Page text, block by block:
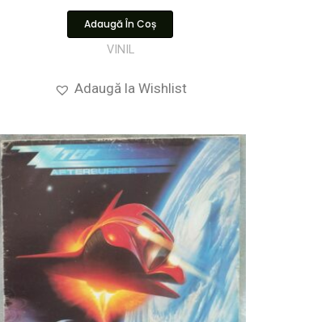
Adaugă În Coș
VINIL
Adaugă la Wishlist